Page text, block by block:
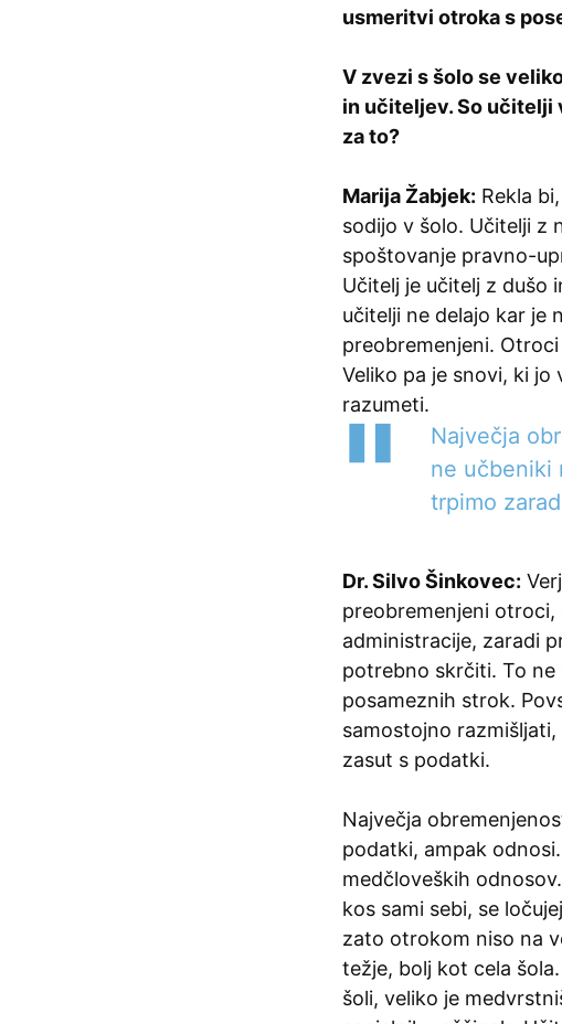
usmeritvi otroka s
V zvezi s šolo se
in učiteljev. So učitelji
za to?
Marija Žabjek: Rekla
sodijo v šolo. Učitelji z
spoštovanje pravno-
Učitelj je učitelj z dušo
učitelji ne delajo kar je
preobremenjeni.
Veliko pa je snovi, ki
razumeti.
Največja
ne učbeniki
trpimo
Dr. Silvo Šinkovec:
preobremenjeni
administracije, zaradi
potrebno skrčiti. To
posameznih strok.
samostojno
zasut s podatki.
Največja
podatki, ampak
medčloveških
kos sami sebi, se
zato otrokom niso na
težje, bolj kot cela
šoli, veliko je